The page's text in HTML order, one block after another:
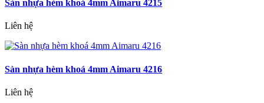
Sàn nhựa hèm khoá 4mm Aimaru 4215
Liên hệ
Sàn nhựa hèm khoá 4mm Aimaru 4216
Liên hệ